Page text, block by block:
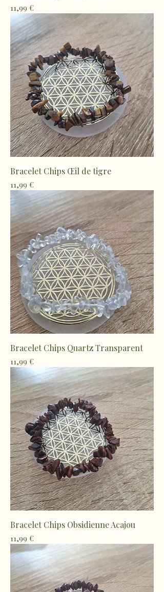
Prix
11,99 €
Bracelet Chips Œil de tigre
Prix
11,99 €
Bracelet Chips Quartz Transparent
Prix
11,99 €
Bracelet Chips Obsidienne Acajou
Prix
11,99 €